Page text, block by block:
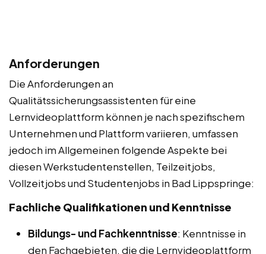
Anforderungen
Die Anforderungen an
Qualitätssicherungsassistenten für eine
Lernvideoplattform können je nach spezifischem
Unternehmen und Plattform variieren, umfassen
jedoch im Allgemeinen folgende Aspekte bei
diesen Werkstudentenstellen, Teilzeitjobs,
Vollzeitjobs und Studentenjobs in Bad Lippspringe:
Fachliche Qualifikationen und Kenntnisse
Bildungs- und Fachkenntnisse: Kenntnisse in
den Fachgebieten, die die Lernvideoplattform